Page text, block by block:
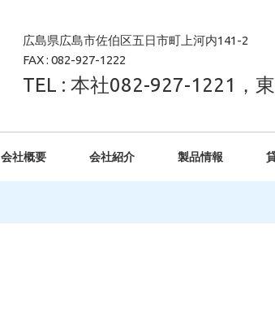
広島県広島市佐伯区五日市町上河内141-2
FAX : 082-927-1222
TEL : 本社082-927-1221，
会社概要 会社紹介 製品情報